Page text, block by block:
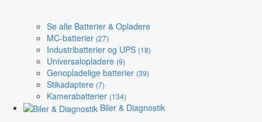
Se alle Batterier & Opladere
MC-batterier (27)
Industribatterier og UPS (18)
Universalopladere (9)
Genopladelige batterier (39)
Stikadaptere (7)
Kamerabatterier (134)
Biler & Diagnostik